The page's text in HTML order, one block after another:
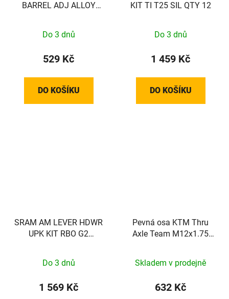
BARREL ADJ ALLOY
Do 3 dnů
529 Kč
DO KOŠÍKU
KIT TI T25 SIL QTY 12
Do 3 dnů
1 459 Kč
DO KOŠÍKU
SRAM AM LEVER HDWR
UPK KIT RBO G2
Do 3 dnů
1 569 Kč
Pevná osa KTM Thru
Axle Team M12x1.75
Skladem v prodejně
632 Kč